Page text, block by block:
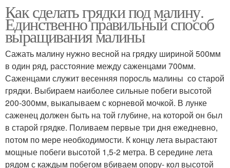
Как сделать грядки под малину.
Единственно правильный способ
выращивания малины
Сажать малину нужно весной на грядку шириной 500мм
в один ряд, расстояние между саженцами 700мм.
Саженцами служит весенняя поросль малины со старой
грядки. Выбираем наиболее сильные побеги высотой
200-300мм, выкапываем с корневой мочкой. В лунке
саженец должен быть на той глубине, на которой он был
в старой грядке. Поливаем первые три дня ежедневно,
потом по мере необходимости. К концу лета вырастают
мощные побеги высотой 1,5-2 метра. В середине лета
рядом с каждым побегом вбиваем опору- кол высотой